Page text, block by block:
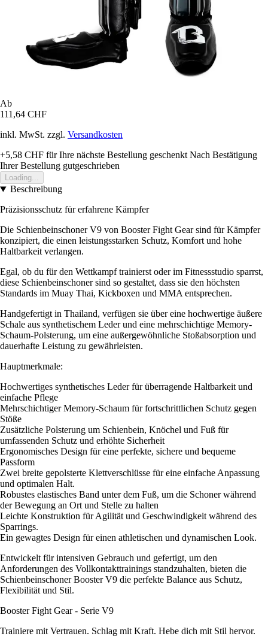
Ab
111,64 CHF
inkl. MwSt. zzgl. Versandkosten
+5,58 CHF für Ihre nächste Bestellung geschenkt Nach Bestätigung
Ihrer Bestellung gutgeschrieben
Loading...
Beschreibung
Präzisionsschutz für erfahrene Kämpfer
Die Schienbeinschoner V9 von Booster Fight Gear sind für Kämpfer
konzipiert, die einen leistungsstarken Schutz, Komfort und hohe
Haltbarkeit verlangen.
Egal, ob du für den Wettkampf trainierst oder im Fitnessstudio sparrst,
diese Schienbeinschoner sind so gestaltet, dass sie den höchsten
Standards im Muay Thai, Kickboxen und MMA entsprechen.
Handgefertigt in Thailand, verfügen sie über eine hochwertige äußere
Schale aus synthetischem Leder und eine mehrschichtige Memory-
Schaum-Polsterung, um eine außergewöhnliche Stoßabsorption und
dauerhafte Leistung zu gewährleisten.
Hauptmerkmale:
Hochwertiges synthetisches Leder für überragende Haltbarkeit und
einfache Pflege
Mehrschichtiger Memory-Schaum für fortschrittlichen Schutz gegen
Stöße
Zusätzliche Polsterung um Schienbein, Knöchel und Fuß für
umfassenden Schutz und erhöhte Sicherheit
Ergonomisches Design für eine perfekte, sichere und bequeme
Passform
Zwei breite gepolsterte Klettverschlüsse für eine einfache Anpassung
und optimalen Halt.
Robustes elastisches Band unter dem Fuß, um die Schoner während
der Bewegung an Ort und Stelle zu halten
Leichte Konstruktion für Agilität und Geschwindigkeit während des
Sparrings.
Ein gewagtes Design für einen athletischen und dynamischen Look.
Entwickelt für intensiven Gebrauch und gefertigt, um den
Anforderungen des Vollkontakttrainings standzuhalten, bieten die
Schienbeinschoner Booster V9 die perfekte Balance aus Schutz,
Flexibilität und Stil.
Booster Fight Gear - Serie V9
Trainiere mit Vertrauen. Schlag mit Kraft. Hebe dich mit Stil hervor.